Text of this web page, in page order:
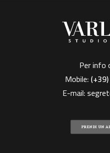
Per info
Mobile: (+39)
E-mail:
PRENDI UN